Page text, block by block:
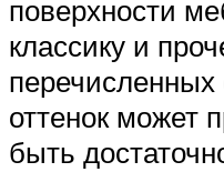
поверхности
классику и
перечисленных
оттенок может
быть